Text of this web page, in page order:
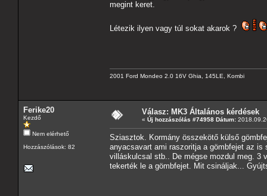
megint keret.
Létezik ilyen vagy túl sokat akarok ?
2001 Ford Mondeo 2.0 16V Ghia, 145LE, Kombi
Ferike20
Kezdő
Nem elérhető
Hozzászólások: 82
Válasz: MK3 Általános kérdések
« Új hozzászólás #74958 Dátum:
Sziasztok. Kormány összekötő külső
anyacsavart ami raszoritja a gömbfejet az is
villáskulcsal stb.. De mégse mozdul meg. 3
tekerték le a gömbfejet. Mit csináljak...